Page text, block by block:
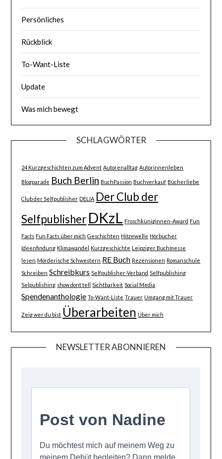
Persönliches
Rückblick
To-Want-Liste
Update
Was mich bewegt
SCHLAGWÖRTER
24 Kurzgeschichten zum Advent Autorenalltag Autorinnenleben
Blogparade Buch Berlin BuchPassion Buchverkauf Bücherliebe
Club der Selfpublisher DELIA Der Club der
Selfpublisher DKzL Froschküniginnen-Award Fun
Facts Fun Facts über mich Geschichten Hitzewelle Hörbucher
Ideenfindung Klimawandel Kurzgeschichte Leipziger Buchmesse
lesen Mörderische Schwestern RE Buch Rezensionen Romanschule
Schreiben Schreibkurs Selfpublisher-Verband Selfpublishing
Selpublishing show dont tell Sichtbarkeit Social Media
Spendenanthologie To-Want-Liste Trauer Umgang mit Trauer
Zeig wer du bist Überarbeiten Über mich
NEWSLETTER ABONNIEREN